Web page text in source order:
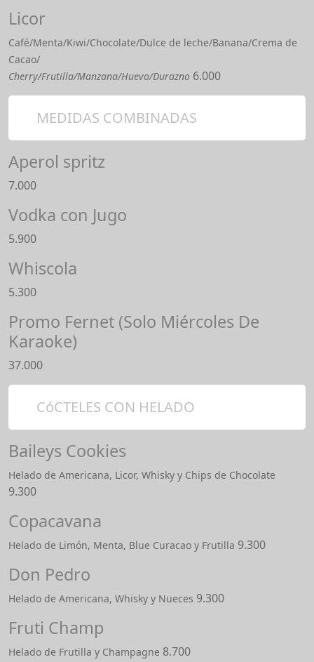
Licor
Café/Menta/Kiwi/Chocolate/Dulce de leche/Banana/Crema de
Cacao/
Cherry/Frutilla/Manzana/Huevo/Durazno 6.000
MEDIDAS COMBINADAS
Aperol spritz
7.000
Vodka con Jugo
5.900
Whiscola
5.300
Promo Fernet (Solo Miércoles De
Karaoke)
37.000
CóCTELES CON HELADO
Baileys Cookies
Helado de Americana, Licor, Whisky y Chips de Chocolate
9.300
Copacavana
Helado de Limón, Menta, Blue Curacao y Frutilla 9.300
Don Pedro
Helado de Americana, Whisky y Nueces 9.300
Fruti Champ
Helado de Frutilla y Champagne 8.700